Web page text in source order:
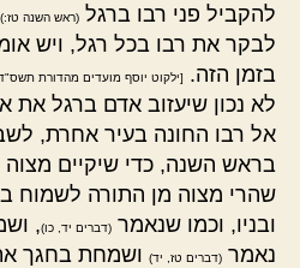
להקביל פני רבו ברגל (ראש השנה טז:)
לבקר את רבו בכל רגל, ויש
בזמן הזה.
[ילקוט יוסף מועדים מהדורת
לא נכון שיעזוב אדם ברגל את
אל רבו החונה בעיר אחרת,
בראש השנה, כדי שיקיים מצוה
שהרי מצוה מן התורה לשמוח
ובניו, וכמו שנאמר (דברים יד, כו),
נאמר (דברים טז, יד) ושמחת בחגך